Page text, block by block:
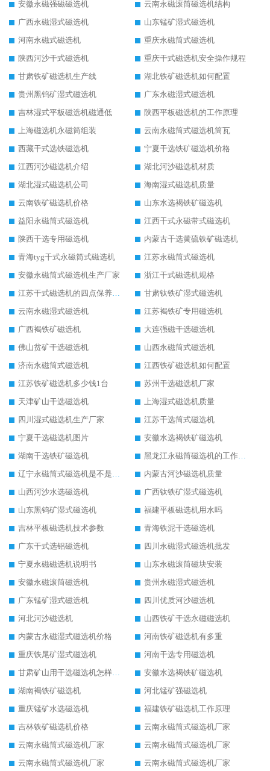
安徽永磁强磁磁选机
云南永磁滚筒磁选机结构
广西永磁湿式磁选机
山东锰矿湿式磁选机
河南永磁式磁选机
重庆永磁筒式磁选机
陕西河沙干式磁选机
重庆干式磁选机安全操作规程
甘肃铁矿磁选机生产线
湖北铁矿磁选机如何配置
贵州黑钨矿湿式磁选机
广东永磁湿式磁选机
吉林湿式平板磁选机磁通低
陕西平板磁选机的工作原理
上海磁选机永磁筒组装
云南永磁筒式磁选机筒瓦
西藏干式选铁磁选机
宁夏干选铁矿磁选机价格
江西河沙磁选机介绍
湖北河沙磁选机材质
湖北湿式磁选机公司
海南湿式磁选机质量
云南铁矿磁选机价格
山东水选褐铁矿磁选机
益阳永磁筒式磁选机
江西干式永磁带式磁选机
陕西干选专用磁选机
内蒙古干选黄硫铁矿磁选机
青海tyg干式永磁筒式磁选机
江苏永磁筒式磁选机
安徽永磁筒式磁选机生产厂家
浙江干式磁选机规格
江苏干式磁选机的四点保养秘籍
甘肃钛铁矿湿式磁选机
云南永磁湿式磁选机
江苏褐铁矿专用磁选机
广西褐铁矿磁选机
大连强磁干选磁选机
佛山贫矿干选磁选机
山西永磁筒式磁选机
济南永磁筒式磁选机
江西铁矿磁选机如何配置
江苏铁矿磁选机多少钱1台
苏州干选磁选机厂家
天津矿山干选磁选机
上海湿式磁选机质量
四川湿式磁选机生产厂家
江苏干选筒式磁选机
宁夏干选磁选机图片
安徽水选褐铁矿磁选机
湖南干选铁矿磁选机
黑龙江永磁筒磁选机的工作原理
辽宁永磁筒式磁选机是不是强磁
内蒙古河沙磁选机质量
山西河沙水选磁选机
广西钛铁矿湿式磁选机
山东黑钨矿湿式磁选机
福建平板磁选机用水吗
吉林平板磁选机技术参数
青海铁泥干选磁选机
广东干式选铝磁选机
四川永磁湿式磁选机批发
宁夏永磁磁选机说明书
山东永磁滚筒磁块安装
安徽永磁滚筒磁选机
贵州永磁湿式磁选机
广东锰矿湿式磁选机
四川优质河沙磁选机
河北河沙磁选机
山西铁矿干选永磁磁选机
内蒙古永磁湿式磁选机价格
河南铁矿磁选机有多重
重庆铁尾矿湿式磁选机
河南干选专用磁选机
甘肃矿山用干选磁选机怎样调磁
安徽水选褐铁矿磁选机
湖南褐铁矿磁选机
河北锰矿强磁选机
重庆锰矿水选磁选机
福建铁矿磁选机工作原理
吉林铁矿磁选机价格
云南永磁筒式磁选机厂家
云南永磁筒式磁选机厂家
云南永磁筒式磁选机厂家
云南永磁筒式磁选机厂家
云南永磁筒式磁选机厂家